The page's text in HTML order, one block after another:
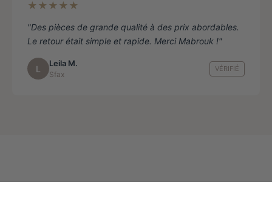
★★★★★
"Des pièces de grande qualité à des prix abordables.
Le retour était simple et rapide. Merci Mabrouk !"
L
Leila M.
Sfax
VÉRIFIÉ